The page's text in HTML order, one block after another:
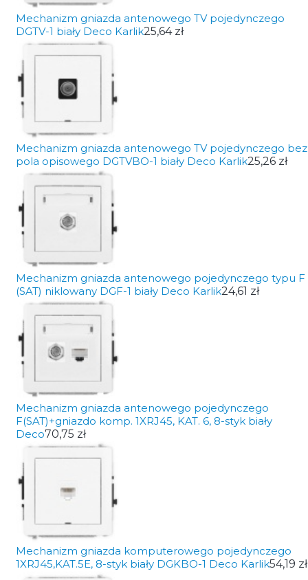
Mechanizm gniazda antenowego TV pojedynczego
DGTV-1 biały Deco Karlik25,64 zł
Mechanizm gniazda antenowego TV pojedynczego bez
pola opisowego DGTVBO-1 biały Deco Karlik25,26 zł
Mechanizm gniazda antenowego pojedynczego typu F
(SAT) niklowany DGF-1 biały Deco Karlik24,61 zł
Mechanizm gniazda antenowego pojedynczego
F(SAT)+gniazdo komp. 1XRJ45, KAT. 6, 8-styk biały
Deco70,75 zł
Mechanizm gniazda komputerowego pojedynczego
1XRJ45,KAT.5E, 8-styk biały DGKBO-1 Deco Karlik54,19 zł